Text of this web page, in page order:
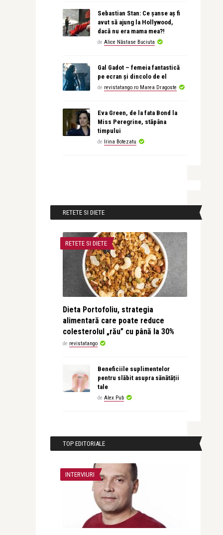
Sebastian Stan: Ce șanse aș fi
avut să ajung la Hollywood,
dacă nu era mama mea?!
de Alice Năstase Buciuta
Gal Gadot – femeia fantastică
pe ecran și dincolo de el
de revistatango.ro Marea Dragoste
Eva Green, de la fata Bond la
Miss Peregrine, stăpâna
timpului
de Irina Botezatu
RETETE SI DIETE
RETETE SI DIETE
Dieta Portofoliu, strategia
alimentară care poate reduce
colesterolul „rău” cu până la 30%
de revistatango
Beneficiile suplimentelor
pentru slăbit asupra sănătății
tale
de Alex Pub
TOP EDITORIALE
INTERVIURI